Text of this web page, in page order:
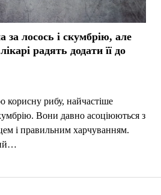
за лосось і скумбрію, але
радять додати її до
корисну рибу, найчастіше
Вони давно асоціюються з
і правильним харчуванням.